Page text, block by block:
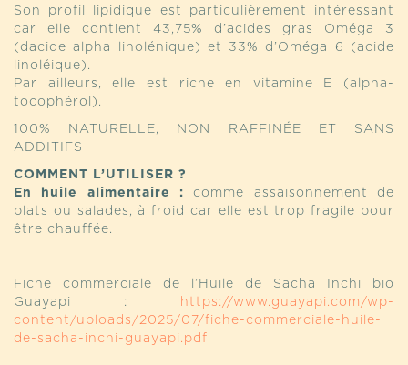
Son profil lipidique est particulièrement intéressant
car elle contient 43,75% d’acides gras Oméga 3
(dacide alpha linolénique) et 33% d’Oméga 6 (acide
linoléique).
Par ailleurs, elle est riche en vitamine E (alpha-
tocophérol).
100% NATURELLE, NON RAFFINÉE ET SANS
ADDITIFS
COMMENT L’UTILISER ?
En huile alimentaire : comme assaisonnement de
plats ou salades, à froid car elle est trop fragile pour
être chauffée.
Fiche commerciale de l’Huile de Sacha Inchi bio
Guayapi :
https://www.guayapi.com/wp-
content/uploads/2025/07/fiche-commerciale-huile-
de-sacha-inchi-guayapi.pdf